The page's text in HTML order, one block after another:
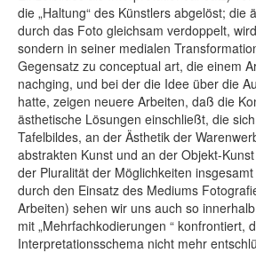
die „Haltung“ des Künstlers abgelöst; die
durch das Foto gleichsam verdoppelt,
sondern in seiner medialen
Gegensatz zu conceptual art, die einem
nachging, und bei der die Idee über die
hatte, zeigen neuere Arbeiten, daß die
ästhetische Lösungen einschließt, die
Tafelbildes, an der Ästhetik der
abstrakten Kunst und an der Objekt-
der Pluralität der Möglichkeiten
durch den Einsatz des Mediums
Arbeiten) sehen wir uns auch so
mit „Mehrfachkodierungen “ konfrontiert,
Interpretationsschema nicht mehr